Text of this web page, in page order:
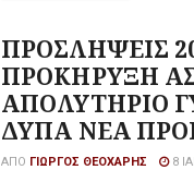
ΠΡΟΣΛΗΨΕΙΣ
ΠΡΟΚΗΡΥΞΗ
ΑΠΟΛΥΤΗΡΙΟ
ΔΥΠΑ ΝΕΑ
ΑΠΌ ΓΙΏΡΓΟΣ ΘΕΟΧΆΡΗΣ 8